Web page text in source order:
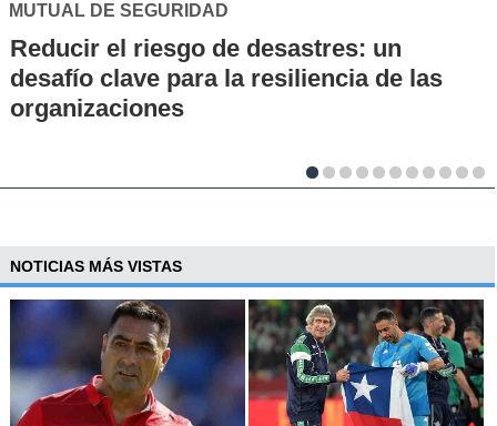
desastres: un
la resiliencia de las
Los 70 años de
la UC: Conoce
NOTICIAS MÁS VISTAS